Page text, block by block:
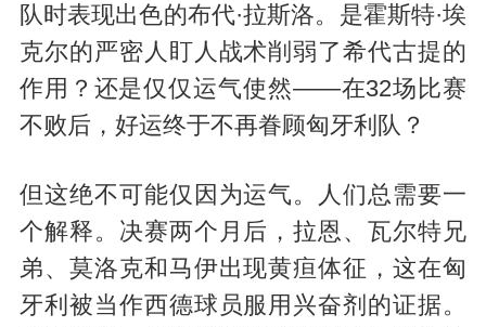
队时表现出色的布代·拉斯洛。是霍斯特·埃
克尔的严密人盯人战术削弱了希代古提的
作用？还是仅仅运气使然——在32场比赛
不败后，好运终于不再眷顾匈牙利队？
但这绝不可能仅因为运气。人们总需要一
个解释。决赛两个月后，拉恩、瓦尔特兄
弟、莫洛克和马伊出现黄疸体征，这在匈
牙利被当作西德球员服用兴奋剂的证据。